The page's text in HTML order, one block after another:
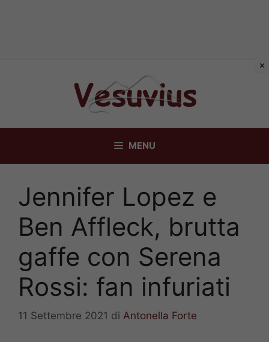
MENU
Jennifer Lopez e
Ben Affleck, brutta
gaffe con Serena
Rossi: fan infuriati
11 Settembre 2021 di Antonella Forte